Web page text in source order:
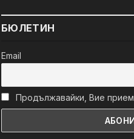
БЮЛЕТИН
Email
Продължавайки, Вие